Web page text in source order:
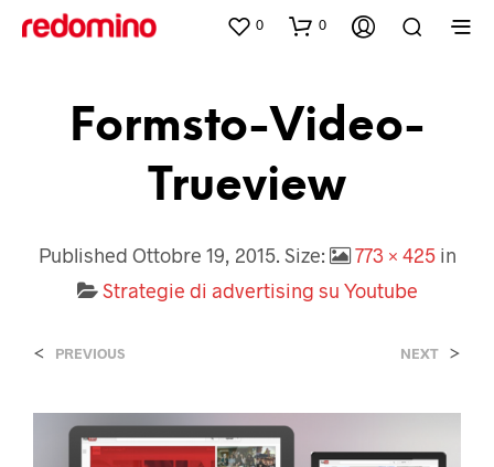
0 0
Formsto-Video-
Trueview
Published Ottobre 19, 2015. Size: 773 × 425in
Strategie di advertising su Youtube
< PREVIOUS NEXT >